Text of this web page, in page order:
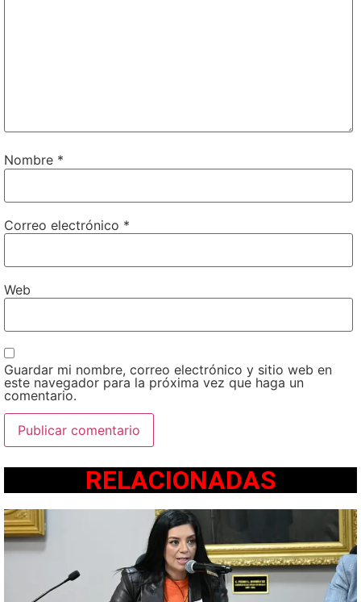
Nombre *
Correo electrónico *
Web
Guardar mi nombre, correo electrónico y sitio web en
este navegador para la próxima vez que haga un
comentario.
RELACIONADAS